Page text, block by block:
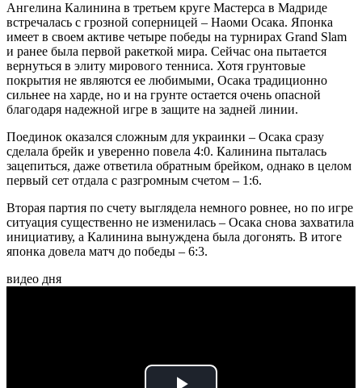
Ангелина Калинина в третьем круге Мастерса в Мадриде
встречалась с грозной соперницей – Наоми Осака. Японка
имеет в своем активе четыре победы на турнирах Grand Slam
и ранее была первой ракеткой мира. Сейчас она пытается
вернуться в элиту мирового тенниса. Хотя грунтовые
покрытия не являются ее любимыми, Осака традиционно
сильнее на харде, но и на грунте остается очень опасной
благодаря надежной игре в защите на задней линии.
Поединок оказался сложным для украинки – Осака сразу
сделала брейк и уверенно повела 4:0. Калинина пыталась
зацепиться, даже ответила обратным брейком, однако в целом
первый сет отдала с разгромным счетом – 1:6.
Вторая партия по счету выглядела немного ровнее, но по игре
ситуация существенно не изменилась – Осака снова захватила
инициативу, а Калинина вынуждена была догонять. В итоге
японка довела матч до победы – 6:3.
видео дня